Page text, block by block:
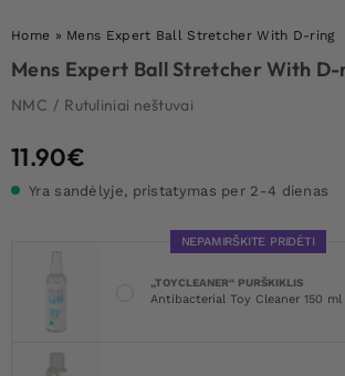
Home » Mens Expert Ball Stretcher With D-ring
Mens Expert Ball Stretcher With
NMC / Rutuliniai neštuvai
11.90€
Yra sandėlyje, pristatymas per 2-4 dienas
NEPAMIRŠKITE PRIDĖTI
„TOYCLEANER“ PURŠKIKLIS
Antibacterial Toy Cleaner 150 ml